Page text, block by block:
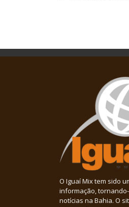
O Iguaí Mix tem sido
informação,
notícias na Bahia. O